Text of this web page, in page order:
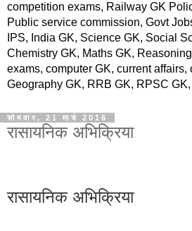
competition exams, Railway GK
Public service commission, Govt
IPS, India GK, Science GK, Social
Chemistry GK, Maths GK,
exams, computer GK, current affairs,
Geography GK, RRB GK, RPSC
सोमवार, 21 मार्च 2016
रासायनिक अभिक्रिया
रासायनिक अभिक्रिया